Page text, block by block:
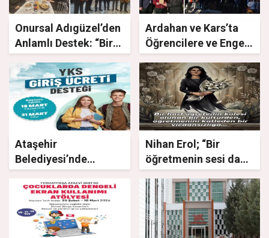
Onursal Adıgüzel’den
Anlamlı Destek: “Bir
Öğrenciye Ben de
Varım”
Ardahan ve Kars’ta
Öğrencilere ve Engelli
Çocuklara Anlamlı
Destek
Ataşehir
Belediyesi’nde
desteği
Nihan Erol; “Bir
öğretmenin sesi daha